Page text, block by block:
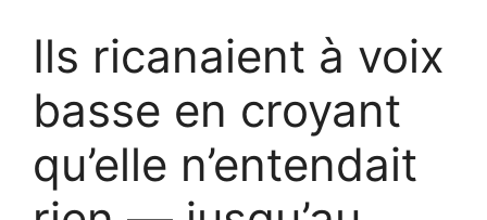
Ils ricanaient à voix
basse en croyant
qu’elle n’entendait